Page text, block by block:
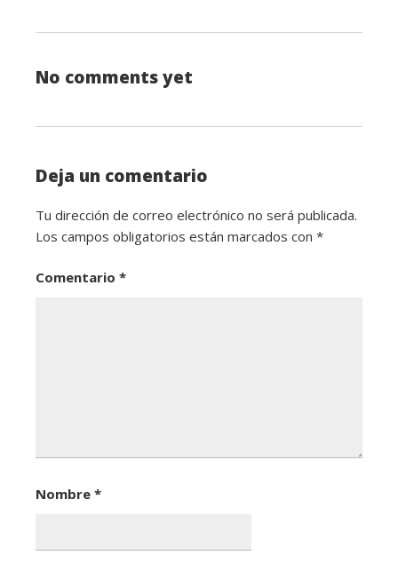
No comments yet
Deja un comentario
Tu dirección de correo electrónico no será publicada.
Los campos obligatorios están marcados con *
Comentario *
Nombre *